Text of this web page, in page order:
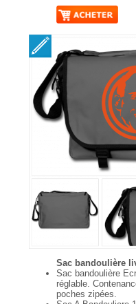
Sac bandoulière
Sac bandoulière
réglable.
poches zipées.